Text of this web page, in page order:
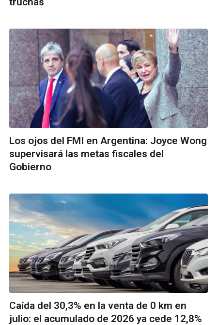
Los ojos del FMI en Argentina: Joyce Wong
supervisará las metas fiscales del
Gobierno
Caída del 30,3% en la venta de 0 km en
julio: el acumulado de 2026 ya cede 12,8%